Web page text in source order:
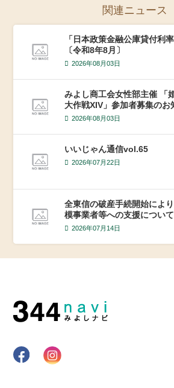
関連ニュース
「日本政策金融公庫貸付利
〔令和8年8月〕
2026年08月03日
みよし商工会女性部主催
大作戦XIV」参加者募集のお
2026年08月03日
いいじゃん通信vol.65
2026年07月22日
全東信の破産手続開始によ
模事業者等への支援について
2026年07月14日